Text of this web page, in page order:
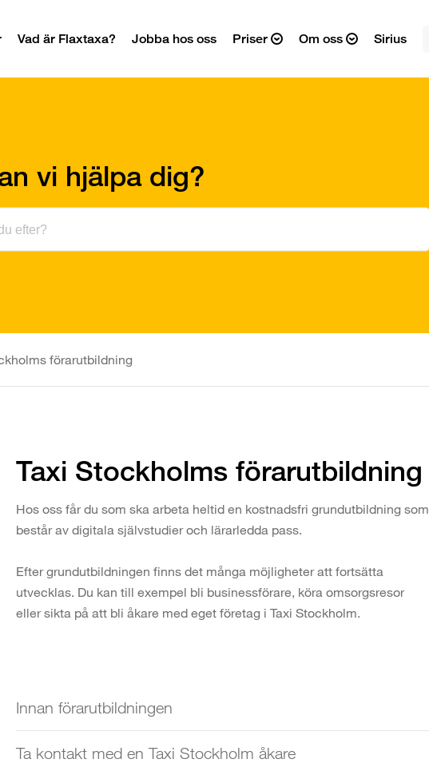
Vad är Flaxtaxa? Jobba hos oss Priser Om oss Sirius
vi hjälpa dig?
förarutbildning
Taxi Stockholms förarutbildning
Hos oss får du som ska arbeta heltid en kostnadsfri grundutbildning som
består av digitala självstudier och lärarledda pass.
Efter grundutbildningen finns det många möjligheter att fortsätta
utvecklas. Du kan till exempel bli businessförare, köra omsorgsresor
eller sikta på att bli åkare med eget företag i Taxi Stockholm.
Innan förarutbildningen
Ta kontakt med en Taxi Stockholm åkare